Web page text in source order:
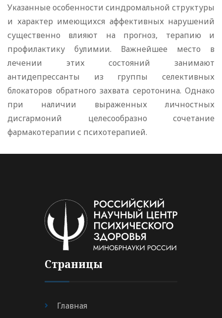
Указанные особенности синдромальной структуры
и характер имеющихся аффективных нарушений
существенно влияют на прогноз, терапию и
профилактику булимии. Важнейшее место в
лечении этих состояний занимают
антидепрессанты из группы селективных
блокаторов обратного захвата серотонина. Однако
при наличии выраженных личностных
дисгармоний целесообразно сочетание
фармакотерапии с психотерапией.
Страницы
Главная